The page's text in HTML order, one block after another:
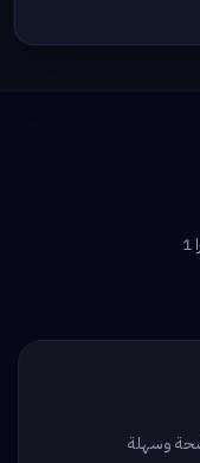
وسهلة